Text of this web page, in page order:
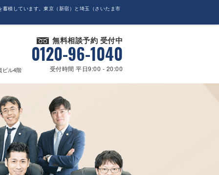
積しています。東京（新宿）と埼玉（さいたま市
ビル4階
無料相談予約 受付中
0120-96-1040
受付時間 平日9:00 - 20:00